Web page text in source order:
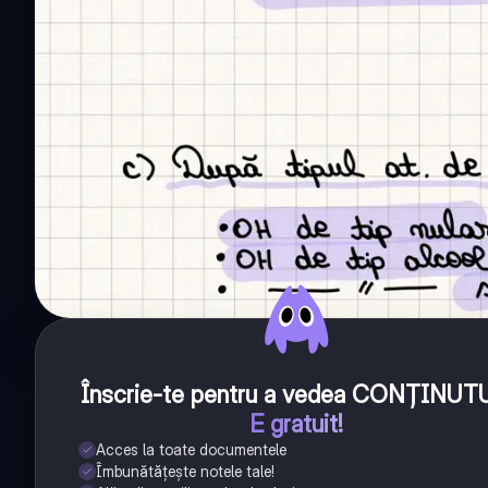
Înscrie-te pentru a vedea
E gratuit!
Acces la toate documentele
Îmbunătățește notele tale!